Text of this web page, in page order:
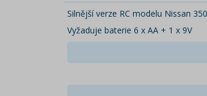
Silnější verze RC modelu Nissan
Vyžaduje baterie 6 x AA + 1 x 9V